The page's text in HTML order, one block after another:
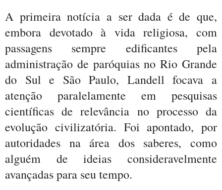
A primeira notícia a ser dada é de que,
embora devotado à vida religiosa, com
passagens sempre edificantes pela
administração de paróquias no Rio Grande
do Sul e São Paulo, Landell focava a
atenção paralelamente em pesquisas
científicas de relevância no processo da
evolução civilizatória. Foi apontado, por
autoridades na área dos saberes, como
alguém de ideias consideravelmente
avançadas para seu tempo.